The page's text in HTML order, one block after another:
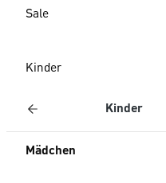
Sale
Kinder
Kinder
Mädchen